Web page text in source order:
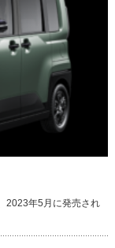
2023年5月に発売され